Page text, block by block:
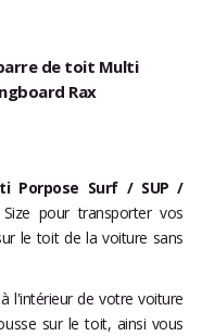
de toit Multi
Rax
Porpose Surf / SUP /
pour transporter vos
le toit de la voiture sans
l'intérieur de votre voiture
sur le toit, ainsi vous